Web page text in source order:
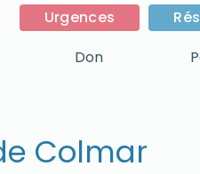
Urgences
Don
Colmar